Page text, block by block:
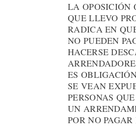
LA OPOSICIÓN
QUE LLEVO
RADICA EN
NO PUEDEN
HACERSE
ES
SE VEAN
PERSONAS
UN
POR NO